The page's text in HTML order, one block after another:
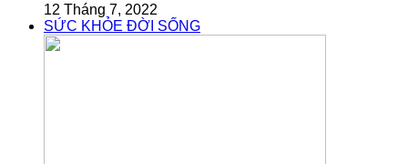
12 Tháng 7, 2022
SỨC KHỎE ĐỜI SỐNG